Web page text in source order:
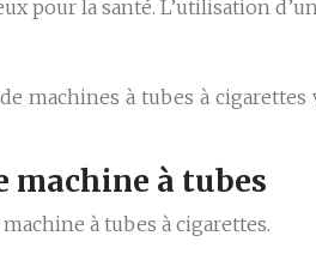
pour la santé. L’utilisation
machines à tubes à
machine à tubes
à tubes à cigarettes.